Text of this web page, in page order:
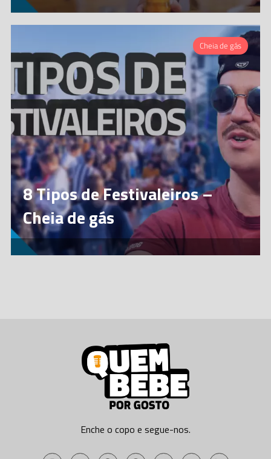
Cheia de gás
8 Tipos de Festivaleiros –
Cheia de gás
Enche o copo e segue-nos.